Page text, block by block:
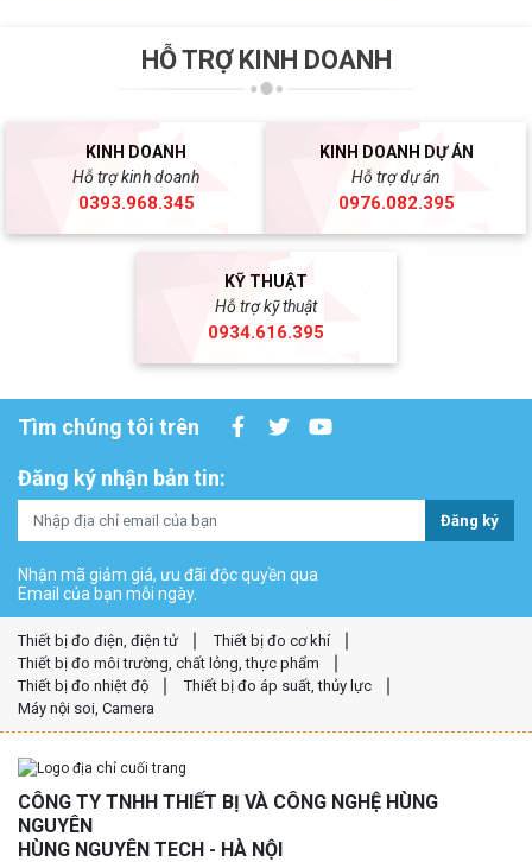
HỖ TRỢ KINH DOANH
KINH DOANH
Hỗ trợ kinh doanh
0393.968.345
KINH DOANH DỰ ÁN
Hỗ trợ dự án
0976.082.395
KỸ THUẬT
Hỗ trợ kỹ thuật
0934.616.395
Tìm chúng tôi trên
Đăng ký nhận bản tin:
Đăng ký
Nhận mã giảm giá, ưu đãi độc quyền qua
Email của bạn mỗi ngày.
Thiết bị đo điện, điện tử
Thiết bị đo cơ khí
Thiết bị đo môi trường, chất lỏng, thực phẩm
Thiết bị đo nhiệt độ
Thiết bị đo áp suất, thủy lực
Máy nội soi, Camera
CÔNG TY TNHH THIẾT BỊ VÀ CÔNG NGHỆ HÙNG
NGUYÊN
HÙNG NGUYÊN TECH - HÀ NỘI